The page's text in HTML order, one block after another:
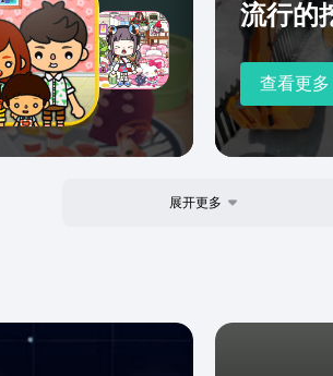
流行的
查看更多
展开更多